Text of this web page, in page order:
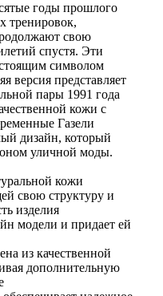
годы прошлого
тренировок,
свою
спустя. Эти
символом
версия представляет
пары 1991 года
кожи с
Газели
дизайн, который
уличной моды.
кожи
свою структуру и
изделия
модели и придает ей
из качественной
дополнительную